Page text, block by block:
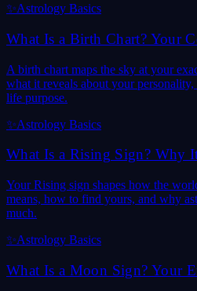
✨Astrology Basics
What Is a Birth Chart? Your
A birth chart maps the sky at your
what it reveals about your
life purpose.
✨Astrology Basics
What Is a Rising Sign? Why
Your Rising sign shapes how the
means, how to find yours, and why
much.
✨Astrology Basics
What Is a Moon Sign? Your